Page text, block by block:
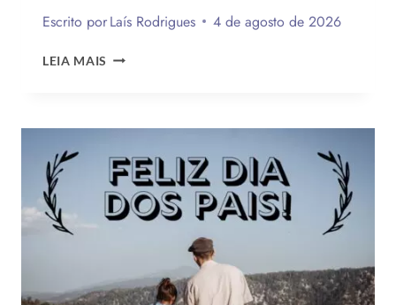
Escrito porLaís Rodrigues 4 de agosto de 2026
LEIA MAIS OS
ZENDAYA
TURNÊ
DE
DIVULGAÇÃO
DE
UM
NOVO